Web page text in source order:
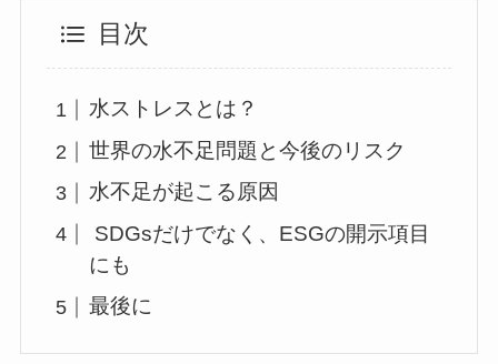
目次
水ストレスとは？
世界の水不足問題と今後のリスク
水不足が起こる原因
SDGsだけでなく、ESGの開示項目
にも
最後に